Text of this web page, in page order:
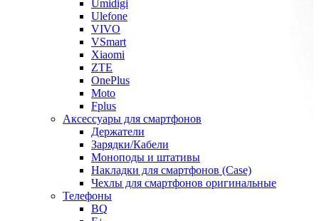
Umidigi
Ulefone
VIVO
VSmart
Xiaomi
ZTE
OnePlus
Moto
Fplus
Аксессуары для смартфонов
Держатели
Зарядки/Кабели
Моноподы и штативы
Накладки для смартфонов (Case)
Чехлы для смартфонов оригинальные
Телефоны
BQ